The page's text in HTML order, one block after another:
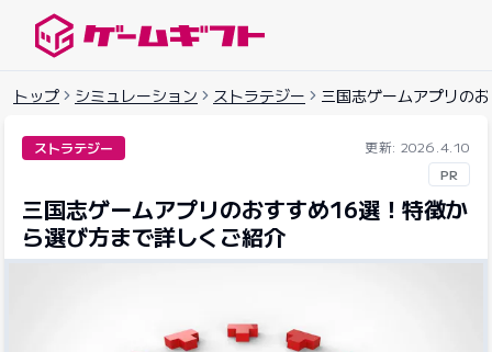
トップ シミュレーション ストラテジー 三国志ゲームアプリの
ストラテジー
更新: 2026.4.10
PR
三国志ゲームアプリのおすすめ16選！特徴か
ら選び方まで詳しくご紹介